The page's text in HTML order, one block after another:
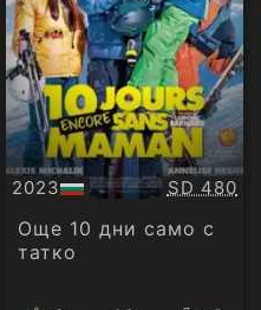
2023
БГ
аудио
SD 480
Още 10 дни само с
татко